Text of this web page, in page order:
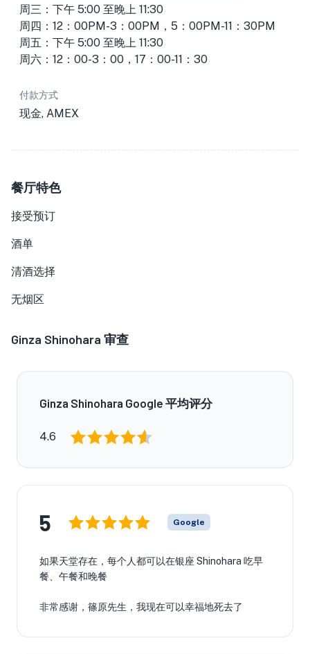
周三：下午 5:00 至晚上 11:30
周四：12：00PM-3：00PM，5：00PM-11：30PM
周五：下午 5:00 至晚上 11:30
周六：12：00-3：00，17：00-11：30
付款方式
现金, AMEX
餐厅特色
接受预订
酒单
清酒选择
无烟区
Ginza Shinohara 审查
Ginza Shinohara Google 平均评分
4.6
5 Google
如果天堂存在，每个人都可以在银座 Shinohara 吃早
餐、午餐和晚餐
非常感谢，篠原先生，我现在可以幸福地死去了